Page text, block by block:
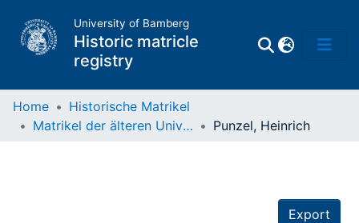
University of Bamberg
Historic matricle
registry
Home
Historische Matrikel
Matrikel der älteren Universität
Punzel, Heinrich
Export